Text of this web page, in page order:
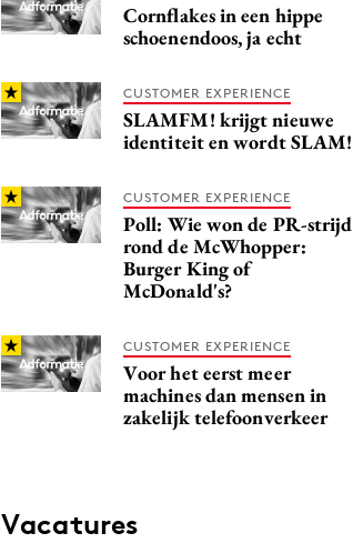
Cornflakes in een hippe
schoenendoos, ja echt
CUSTOMER EXPERIENCE
SLAMFM! krijgt nieuwe
identiteit en wordt SLAM!
CUSTOMER EXPERIENCE
Poll: Wie won de PR-strijd
rond de McWhopper:
Burger King of
McDonald's?
CUSTOMER EXPERIENCE
Voor het eerst meer
machines dan mensen in
zakelijk telefoonverkeer
Vacatures